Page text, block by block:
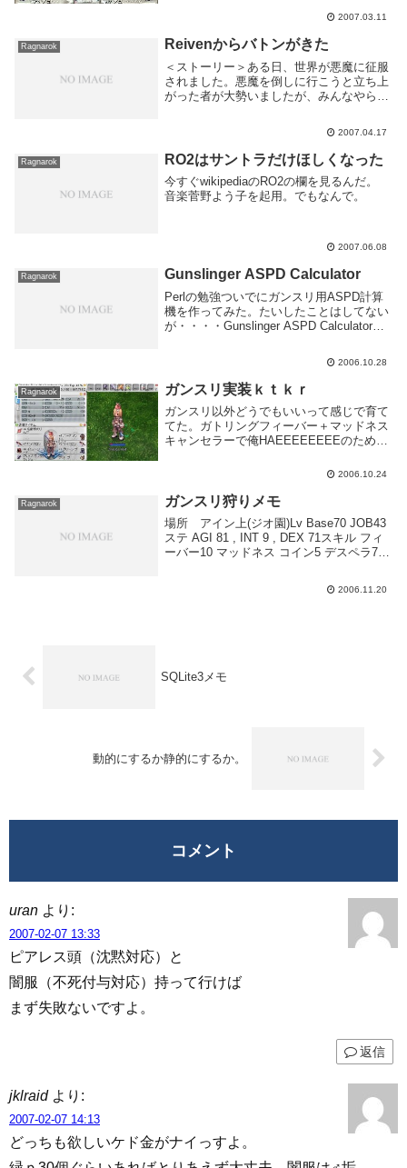
2007.03.11
Ragnarok Reivenからバトンがきた
＜ストーリー＞ある日、世界が悪魔に征服
されました。悪魔を倒しに行こうと立ち上
がった者が大勢いましたが、みんなやられ
中、悪魔に立ち向かおうとしている者がい
ます。それは...
2007.04.17
Ragnarok RO2はサントラだけほしくなった
今すぐwikipediaのRO2の欄を見るんだ。
音楽菅野よう子を起用。でもなんで。
2007.06.08
Ragnarok Gunslinger ASPD Calculator
Perlの勉強ついでにガンスリ用ASPD計算
機を作ってみた。たいしたことはしてない
が・・・・Gunslinger ASPD Calculator多
2006.10.28
Ragnarok ガンスリ実装ｋｔｋｒ
ガンスリ以外どうでもいいって感じで育て
てた。ガトリングフィーバー＋マッドネス
キャンセラーで俺HAEEEEEEEEのために
行く予定。狩場はポリン島→将軍様→ジオ
2006.10.24
Ragnarok ガンスリ狩りメモ
場所 アイン上(ジオ園)Lv Base70 JOB43
ステ AGI 81 , INT 9 , DEX 71スキル フィ
ーバー10 マッドネス コイン5 デスペラ7
2006.11.20
SQLite3メモ
動的にするか静的にするか。
コメント
uran より:
2007-02-07 13:33
ピアレス頭（沈黙対応）と
闇服（不死付与対応）持って行けば
まず失敗ないですよ。
返信
jklraid より:
2007-02-07 14:13
どっちも欲しいケド金がナイっすよ。